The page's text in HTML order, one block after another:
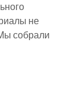
не
собрали